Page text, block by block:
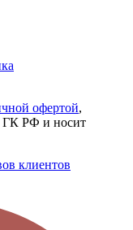
офертой,
ГК РФ и носит
клиентов